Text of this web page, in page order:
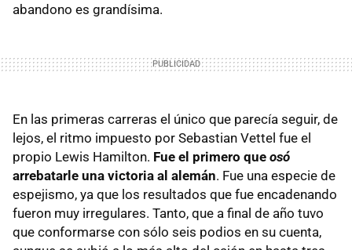
abandono es grandísima.
En las primeras carreras el único que parecía seguir, de
lejos, el ritmo impuesto por Sebastian Vettel fue el
propio Lewis Hamilton. Fue el primero que osó
arrebatarle una victoria al alemán. Fue una especie de
espejismo, ya que los resultados que fue encadenando
fueron muy irregulares. Tanto, que a final de año tuvo
que conformarse con sólo seis podios en su cuenta,